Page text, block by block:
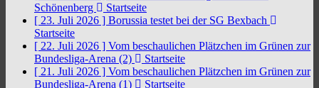
Schönenberg
Startseite
[ 23. Juli 2026 ] Borussia testet bei der SG Bexbach
Startseite
[ 22. Juli 2026 ] Vom beschaulichen Plätzchen im Grünen zur
Bundesliga-Arena (2)
Startseite
[ 21. Juli 2026 ] Vom beschaulichen Plätzchen im Grünen zur
Bundesliga-Arena (1)
Startseite